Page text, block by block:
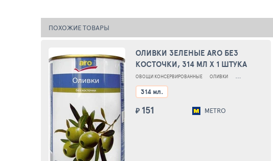
ПОХОЖИЕ ТОВАРЫ
ОЛИВКИ ЗЕЛЕНЫЕ ARO БЕЗ
КОСТОЧКИ, 314 МЛ X 1 ШТУКА
ОВОЩИ КОНСЕРВИРОВАННЫЕ ОЛИВКИ ОЛИВКИ ЗЕЛЕНЫЕ
314 мл.
₽ 151 METRO